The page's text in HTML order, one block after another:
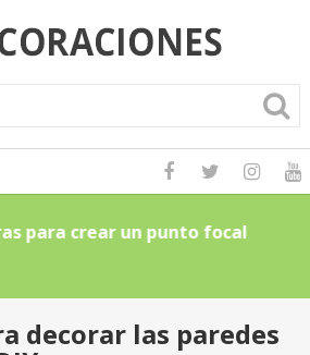
para crear un punto focal
Guía para principiantes
decorar las paredes